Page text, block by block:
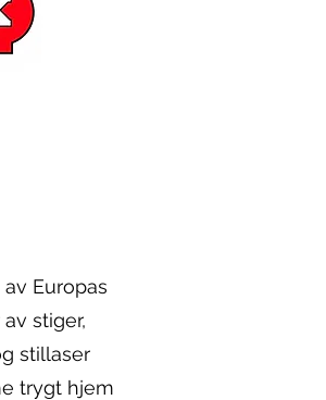
Europas
stiger,
stillaser
trygt hjem